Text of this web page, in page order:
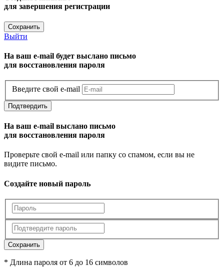
для завершения регистрации
Сохранить
Выйти
На ваш e-mail будет выслано письмо
для восстановления пароля
Введите свой e-mail
Подтвердить
На ваш e-mail выслано письмо
для восстановления пароля
Проверьте свой e-mail или папку со спамом, если вы не
видите письмо.
Создайте новый пароль
Сохранить
* Длина пароля от 6 до 16 символов